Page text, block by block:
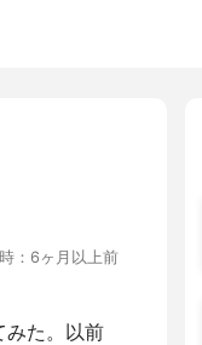
：6ヶ月以上前
みた。以前